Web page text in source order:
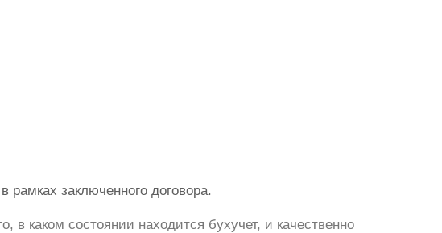
рамках заключенного договора.
каком состоянии находится бухучет, и качественно